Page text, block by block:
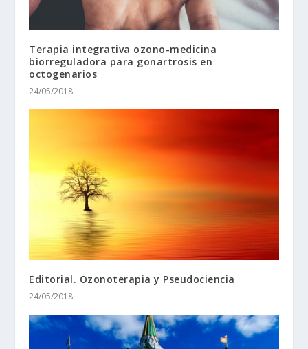
Terapia integrativa ozono-medicina
biorreguladora para gonartrosis en
octogenarios
24/05/2018
Editorial. Ozonoterapia y Pseudociencia
24/05/2018